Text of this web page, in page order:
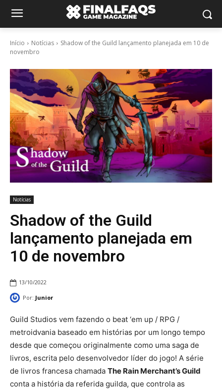
Início Notícias
Shadow of the Guild lançamento planejada em 10 de
novembro
Notícias
Shadow of the Guild
lançamento planejada em
10 de novembro
13/10/2022
Por: Junior
Guild Studios vem fazendo o beat ‘em up / RPG /
metroidvania baseado em histórias por um longo tempo
desde que começou originalmente como uma saga de
livros, escrita pelo desenvolvedor líder do jogo! A série
de livros francesa chamada The Rain Merchant’s Guild
conta a história da referida guilda, que controla as